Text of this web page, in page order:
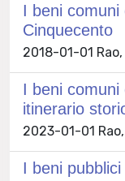
I beni
Cinquecento
2018-01-01
I beni comuni
itinerario
2023-01-01
I beni pubblici